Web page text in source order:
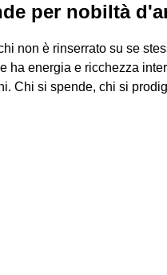
per nobiltà
non è rinserrato su se
ha energia e ricchezza
Chi si spende, chi si